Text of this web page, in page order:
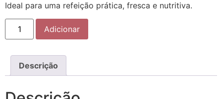
Ideal para uma refeição prática, fresca e nutritiva.
Adicionar
Descrição